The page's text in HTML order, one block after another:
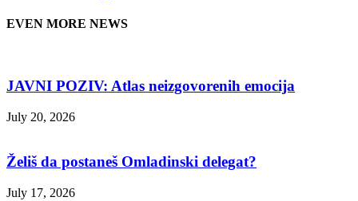
EVEN MORE NEWS
JAVNI POZIV: Atlas neizgovorenih emocija
July 20, 2026
Želiš da postaneš Omladinski delegat?
July 17, 2026